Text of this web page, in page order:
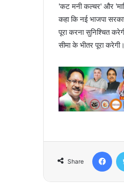
'कट मनी कल्चर' और
कहा कि नई भाजपा
पूरा करना सुनिश्चित
सीमा के भीतर पूरा करेगी।
Share